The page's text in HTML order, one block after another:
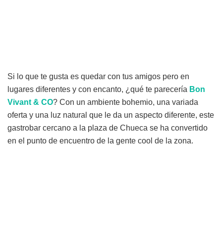
Si lo que te gusta es quedar con tus amigos pero en
lugares diferentes y con encanto, ¿qué te parecería Bon
Vivant & CO? Con un ambiente bohemio, una variada
oferta y una luz natural que le da un aspecto diferente, este
gastrobar cercano a la plaza de Chueca se ha convertido
en el punto de encuentro de la gente cool de la zona.